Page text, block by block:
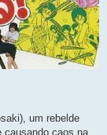
um rebelde
causando caos na